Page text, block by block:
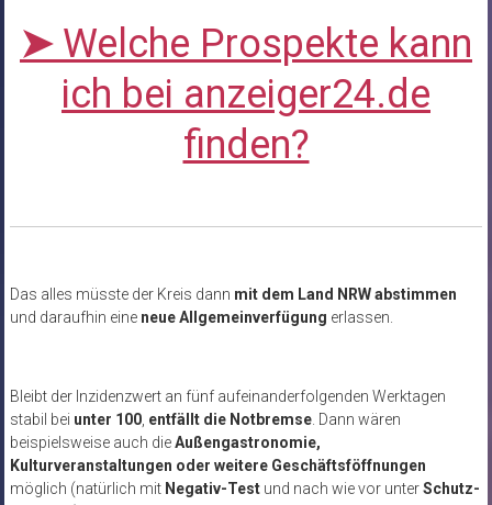
➤ Welche Prospekte kann
ich bei anzeiger24.de
finden?
Das alles müsste der Kreis dann mit dem Land NRW abstimmen
und daraufhin eine neue Allgemeinverfügung erlassen.
Bleibt der Inzidenzwert an fünf aufeinanderfolgenden Werktagen
stabil bei unter 100, entfällt die Notbremse. Dann wären
beispielsweise auch dieAußengastronomie,
Kulturveranstaltungen oder weitere Geschäftsföffnungen
möglich (natürlich mit Negativ-Testund nach wie vor unterSchutz-